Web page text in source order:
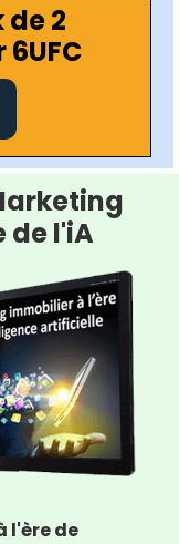
de 2
l'ère de
de l'iA